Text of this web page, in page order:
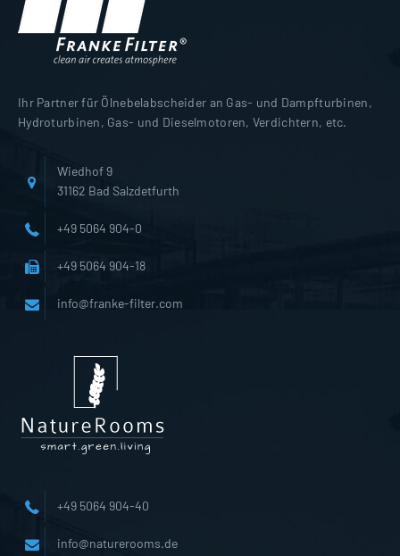
Ihr Partner für Ölnebelabscheider an Gas- und Dampfturbinen,
Hydroturbinen, Gas- und Dieselmotoren, Verdichtern, etc.
Wiedhof 9
31162 Bad Salzdetfurth
+49 5064 904-0
+49 5064 904-18
info@franke-filter.com
+49 5064 904-40
info@naturerooms.de